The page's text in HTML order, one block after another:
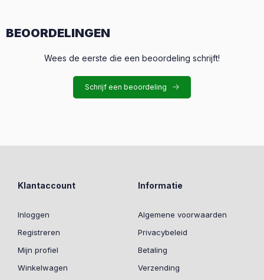
BEOORDELINGEN
Wees de eerste die een beoordeling schrijft!
Schrijf een beoordeling
Klantaccount
Inloggen
Registreren
Mijn profiel
Winkelwagen
Informatie
Algemene voorwaarden
Privacybeleid
Betaling
Verzending